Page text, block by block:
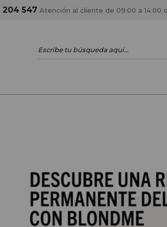
ENTRAR
estar al día en los
Si
204 547 Atención al cliente de 09:00 a 14:00